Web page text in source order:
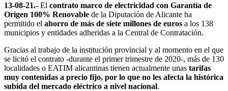
13-08-21.- El contrato marco de electricidad con Garantía de
Origen 100% Renovable de la Diputación de Alicante ha
permitido el ahorro de más de siete millones de euros a los 138
municipios y entidades adheridas a la Central de Contratación.
Gracias al trabajo de la institución provincial y al momento en el que
se licitó el contrato -durante el primer trimestre de 2020-, más de 130
localidades o EATIM alicantinas tienen actualmente unas tarifas
muy contenidas a precio fijo, por lo que no les afecta la histórica
subida del mercado eléctrico a nivel nacional.